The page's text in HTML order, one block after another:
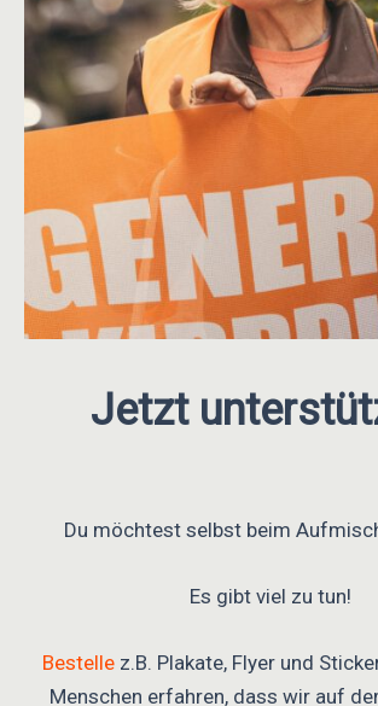
Jetzt
Du möchtest selbst beim
Es gibt viel zu tun!
Bestelle z.B. Plakate, Flyer und
Menschen erfahren, dass wir auf